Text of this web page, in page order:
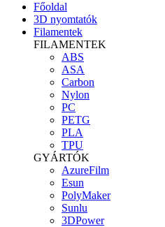
Főoldal
3D nyomtatók
Filamentek
FILAMENTEK
ABS
ASA
Carbon
Nylon
PC
PETG
PLA
TPU
GYÁRTÓK
AzureFilm
Esun
PolyMaker
Sunlu
3DPower